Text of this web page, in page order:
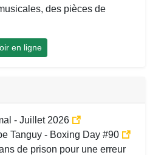
des pièces de
en ligne
- Juillet 2026
Tanguy - Boxing Day #90
de prison pour une erreur